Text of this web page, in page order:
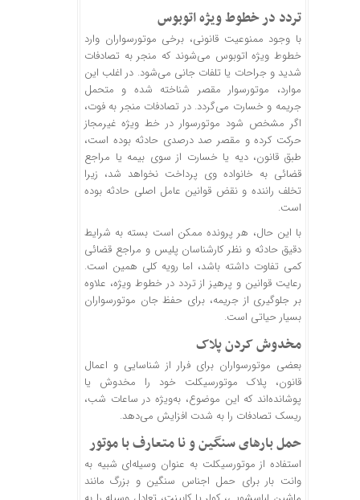
تردد در خطوط ویژه اتوبوس
با وجود ممنوعیت قانونی، برخی موتورسواران وارد
خطوط ویژه اتوبوس می‌شوند که منجر به تصادفات
شدید و جراحات یا تلفات جانی می‌شود. در اغلب این
موارد، موتورسوار مقصر شناخته شده و متحمل
جریمه و خسارت می‌گردد. در تصادفات منجر به فوت،
اگر مشخص شود موتورسوار در خط ویژه غیرمجاز
حرکت کرده و مقصر صد درصدی حادثه بوده است،
طبق قانون، دیه یا خسارت از سوی بیمه یا مراجع
قضائی به خانواده وی پرداخت نخواهد شد، زیرا
تخلف راننده و نقض قوانین عامل اصلی حادثه بوده
است.
با این حال، هر پرونده ممکن است بسته به شرایط
دقیق حادثه و نظر کارشناسان پلیس و مراجع قضائی
کمی تفاوت داشته باشد، اما رویه کلی همین است.
رعایت قوانین و پرهیز از تردد در خطوط ویژه، علاوه
بر جلوگیری از جریمه، برای حفظ جان موتورسواران
بسیار حیاتی است.
مخدوش کردن پلاک
بعضی موتورسواران برای فرار از شناسایی و اعمال
قانون، پلاک موتورسیکلت خود را مخدوش یا
پوشانده‌اند که این موضوع، به‌ویژه در ساعات شب،
ریسک تصادفات را به شدت افزایش می‌دهد.
حمل بارهای سنگین و نا متعارف با موتور
استفاده از موتورسیکلت به عنوان وسیله‌ای شبیه به
وانت بار برای حمل اجناس سنگین و بزرگ مانند